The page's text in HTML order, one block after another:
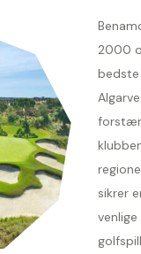
2000
sikrer